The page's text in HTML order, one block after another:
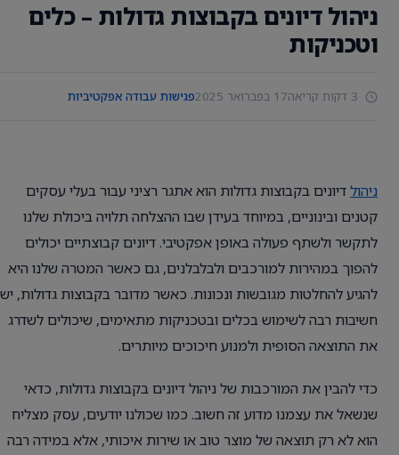
ניהול דיונים בקבוצות גדולות – כלים
וטכניקות
17 בפברואר 2025 פגישות עבודה אפקטיביות
ניהולדיונים בקבוצות גדולות הוא אתגר רציני עבור בעלי עסקים
קטנים ובינוניים, במיוחד בעידן שבו ההצלחה תלויה ביכולת שלנו
לתקשר ולשתף פעולה באופן אפקטיבי. דיונים קבוצתיים יכולים
להפוך במהירות למורכבים ולבלבלנים, גם כאשר המטרה שלנו היא
להגיע להחלטות מגובשות ונכונות. כאשר מדובר בקבוצות גדולות, יש
חשיבות רבה לשימוש בכלים ובטכניקות מתאימים, שיכולים לשדרג
את התוצאה הסופית ולמנוע חיכוכים מיותרים.
כדי להבין את המורכבות של ניהול דיונים בקבוצות גדולות, כדאי
שנשאל את עצמנו מדוע זה חשוב. כמו שכולנו יודעים, עסק מצליח
הוא לא רק תוצאה של מוצר טוב או שירות איכותי, אלא במידה רבה